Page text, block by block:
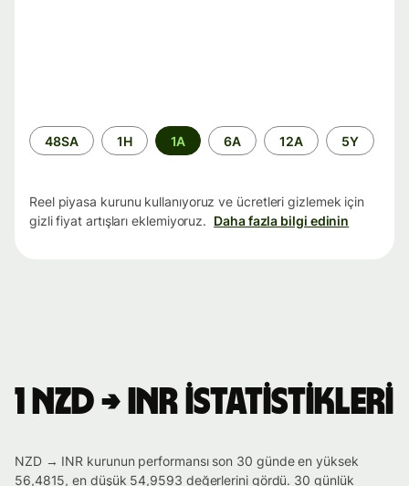
Zaman
aralığı
48SA 1H 1A 6A 12A 5Y
Reel piyasa kurunu kullanıyoruz ve ücretleri gizlemek için
gizli fiyat artışları eklemiyoruz. Daha fazla bilgi edinin
1 NZD → INR istatistikleri
NZD → INR kurunun performansı son 30 günde en yüksek
56,4815, en düşük 54,9593 değerlerini gördü. 30 günlük